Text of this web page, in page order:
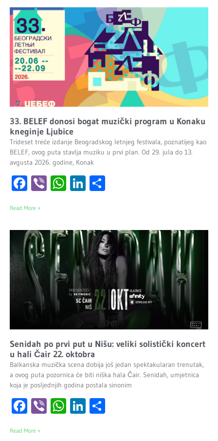
33. BELEF donosi bogat muzički program u Konaku
kneginje Ljubice
Trideset treće izdanje Beogradskog letnjeg festivala, poznatijeg kao
BELEF, ovog puta stavlja muziku u prvi plan. Od 29. jula do 13.
avgusta 2026. godine, Konak
Facebook
ViberWhatsApp
LinkedIn
Read More »
Senidah po prvi put u Nišu: veliki solistički koncert
u hali Čair 22. oktobra
Balkanska muzička scena dobija još jedan spektakularan trenutak,
a ovog puta pozornica će biti niška hala Čair. Senidah, umjetnica
koja je posljednjih godina postala sinonim
Facebook
ViberWhatsApp
LinkedIn
Read More »